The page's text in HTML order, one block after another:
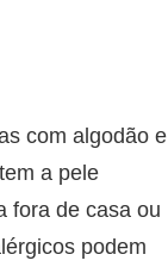
com algodão e
a pele
fora de casa ou
podem